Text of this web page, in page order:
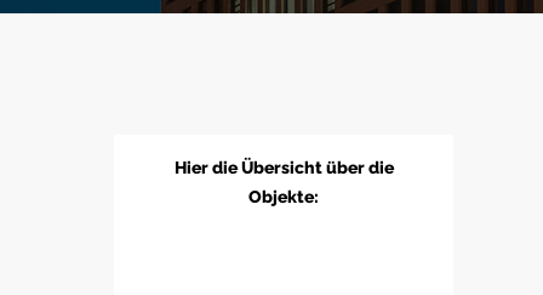
Hier die Übersicht über die
Objekte: